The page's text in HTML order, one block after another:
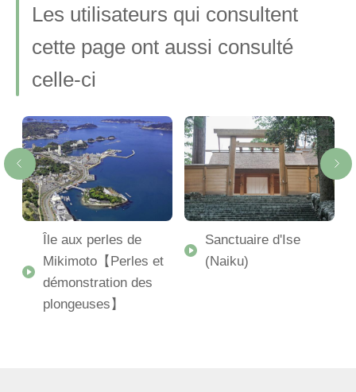
Les utilisateurs qui consultent
cette page ont aussi consulté
celle-ci
Île aux perles de
Mikimoto【Perles et
démonstration des
plongeuses】
Sanctuaire d'Ise
(Naiku)